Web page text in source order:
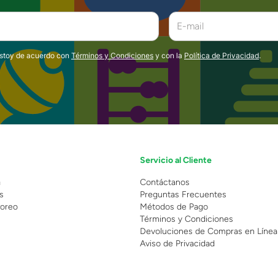
de acuerdo conTérminos y Condiciones y con la Política de Privacidad.
Servicio al Cliente
Contáctanos
Preguntas Frecuentes
Métodos de Pago
Términos y Condiciones
Devoluciones de Compras en Línea
Aviso de Privacidad